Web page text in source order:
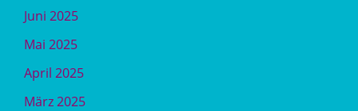
Juni 2025
Mai 2025
April 2025
März 2025